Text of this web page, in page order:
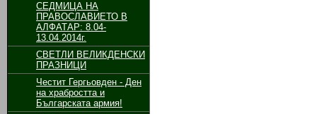
СЕДМИЦА НА
ПРАВОСЛАВИЕТО В
АЛФАТАР: 8.04-
13.04.2014г.
СВЕТЛИ ВЕЛИКДЕНСКИ
ПРАЗНИЦИ
Честит Гергьовден - Ден
на храбростта и
Българската армия!